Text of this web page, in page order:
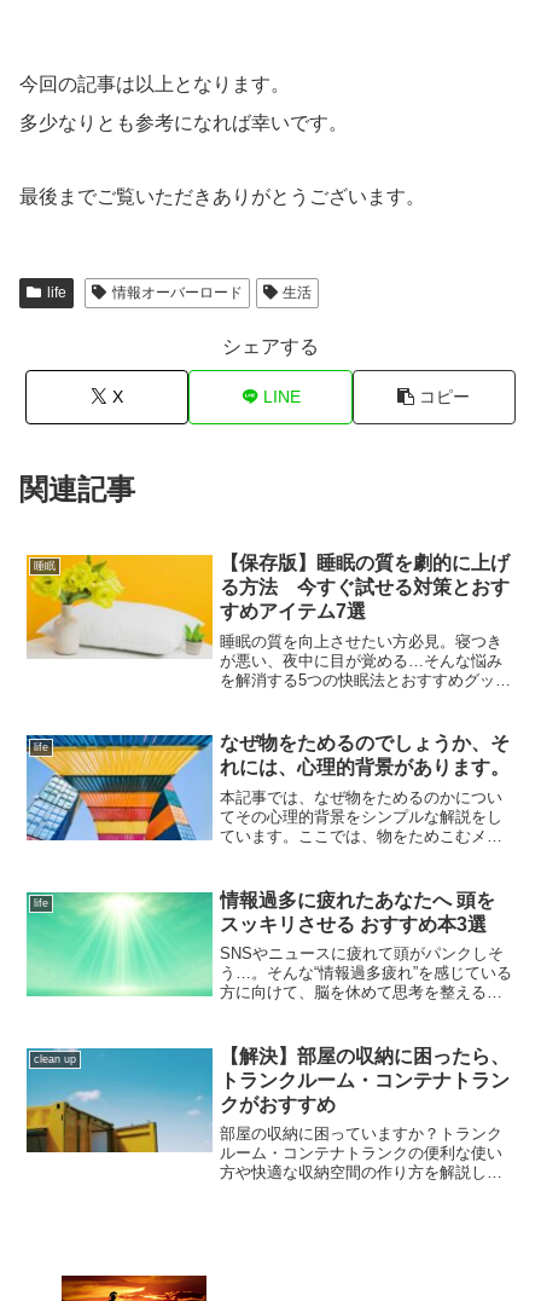
今回の記事は以上となります。
多少なりとも参考になれば幸いです。
最後までご覧いただきありがとうございます。
life 情報オーバーロード 生活
シェアする
X LINE コピー
関連記事
睡眠
【保存版】睡眠の質を劇的に上げ
る方法 今すぐ試せる対策とおす
すめアイテム7選
睡眠の質を向上させたい方必見。寝つき
が悪い、夜中に目が覚める…そんな悩み
を解消する5つの快眠法とおすすめグッズ
life
なぜ物をためるのでしょうか、そ
れには、心理的背景があります。
本記事では、なぜ物をためるのかについ
てその心理的背景をシンプルな解説をし
ています。ここでは、物をためこむメリ
います。簡単に説明しているので、ぜひ
参考にしてみてください。
life
情報過多に疲れたあなたへ 頭を
スッキリさせる おすすめ本3選
SNSやニュースに疲れて頭がパンクしそ
う…。そんな“情報過多疲れ”を感じている
方に向けて、脳を休めて思考を整えるお
です。
clean up
【解決】部屋の収納に困ったら、
トランクルーム・コンテナトラン
クがおすすめ
部屋の収納に困っていますか？トランク
ルーム・コンテナトランクの便利な使い
方や快適な収納空間の作り方を解説しま